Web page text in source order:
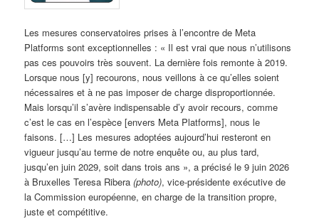
Les mesures conservatoires prises à l’encontre de Meta
Platforms sont exceptionnelles : « Il est vrai que nous n’utilisons
pas ces pouvoirs très souvent. La dernière fois remonte à 2019.
Lorsque nous [y] recourons, nous veillons à ce qu’elles soient
nécessaires et à ne pas imposer de charge disproportionnée.
Mais lorsqu’il s’avère indispensable d’y avoir recours, comme
c’est le cas en l’espèce [envers Meta Platforms], nous le
faisons. […] Les mesures adoptées aujourd’hui resteront en
vigueur jusqu’au terme de notre enquête ou, au plus tard,
jusqu’en juin 2029, soit dans trois ans », a précisé le 9 juin 2026
à Bruxelles Teresa Ribera(photo), vice-présidente exécutive de
la Commission européenne, en charge de la transition propre,
juste et compétitive.